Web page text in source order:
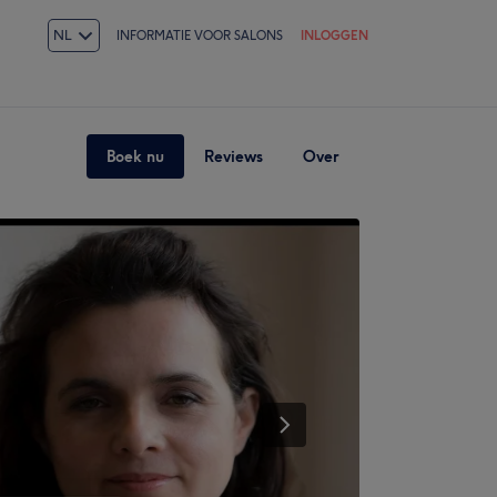
NL INFORMATIE VOOR SALONS INLOGGEN
Boek nu Reviews Over